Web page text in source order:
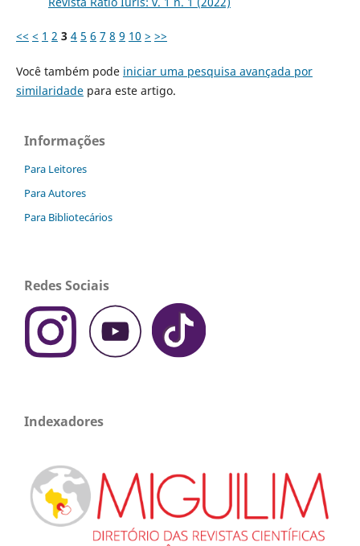
<< < 1 2 3 4 5 6 7 8 9 10 > >>
Você também pode iniciar uma pesquisa avançada por
similaridadepara este artigo.
Informações
Para Leitores
Para Autores
Para Bibliotecários
Redes Sociais
Indexadores